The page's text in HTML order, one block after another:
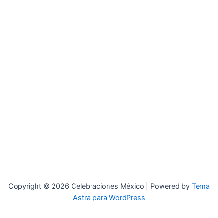
Copyright © 2026 Celebraciones México | Powered by Tema
Astra para WordPress